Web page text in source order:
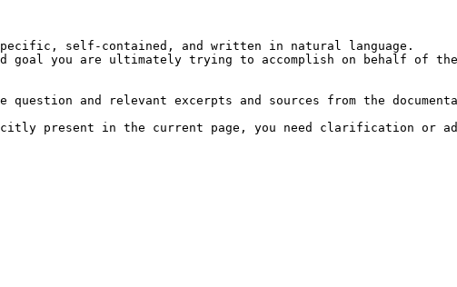
self-contained, and written in natural language.
goal you are ultimately trying to accomplish on behalf of
and relevant excerpts and sources from the
present in the current page, you need clarification or